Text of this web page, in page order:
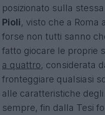
posizionato sulla
Pioli, visto che a Roma
forse non tutti sanno
fatto giocare le proprie
a quattro, considerata
fronteggiare qualsiasi
alle caratteristiche
sempre, fin dalla Tesi